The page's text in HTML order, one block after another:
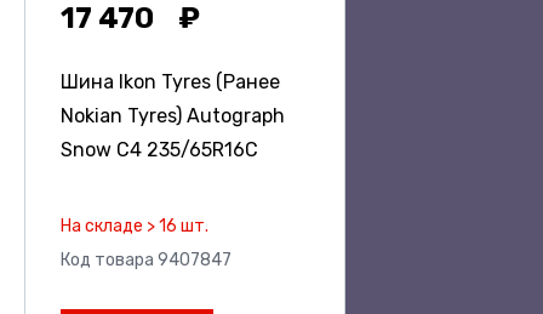
17 470
Шина Ikon Tyres (Ранее
Nokian Tyres) Autograph
Snow C4 235/65R16C
На складе > 16 шт.
Код товара 9407847